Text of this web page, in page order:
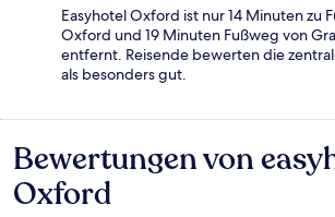
Easyhotel Oxford ist nur 14 Minuten zu
Oxford und 19 Minuten Fußweg von
entfernt. Reisende bewerten die
als besonders gut.
Bewertungen
Bewertungen von
Oxford